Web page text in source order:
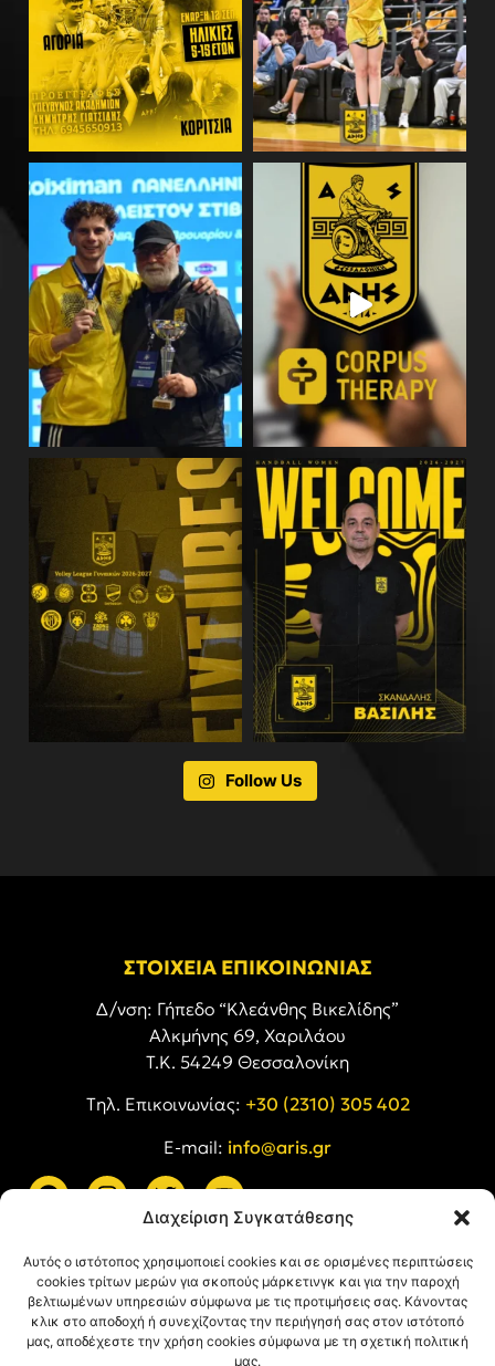
Διαχείριση Συγκατάθεσης
Αυτός ο ιστότοπος χρησιμοποιεί cookies και σε ορισμένες περιπτώσεις
cookies τρίτων μερών για σκοπούς μάρκετινγκ και για την παροχή
βελτιωμένων υπηρεσιών σύμφωνα με τις προτιμήσεις σας. Κάνοντας
κλικ στο αποδοχή ή συνεχίζοντας την περιήγησή σας στον ιστότοπό
μας, αποδέχεστε την χρήση cookies σύμφωνα με τη σχετική πολιτική
μας.
Follow Us
ΣΤΟΙΧΕΙΑ ΕΠΙΚΟΙΝΩΝΙΑΣ
Δ/νση: Γήπεδο “Κλεάνθης Βικελίδης”
Αλκμήνης 69, Χαριλάου
Τ.Κ. 54249 Θεσσαλονίκη
Tηλ. Επικοινωνίας: +30 (2310) 305 402
E-mail: info@aris.gr